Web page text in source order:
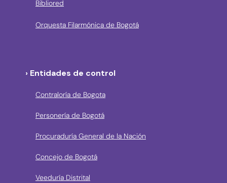
Bibliored
Orquesta Filarmónica de Bogotá
› Entidades de control
Contraloría de Bogota
Personería de Bogotá
Procuraduría General de la Nación
Concejo de Bogotá
Veeduría Distrital